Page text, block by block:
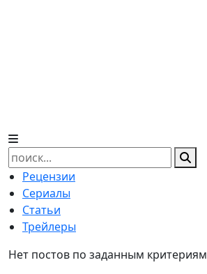
Найти:
Рецензии
Сериалы
Статьи
Трейлеры
Нет постов по заданным критериям